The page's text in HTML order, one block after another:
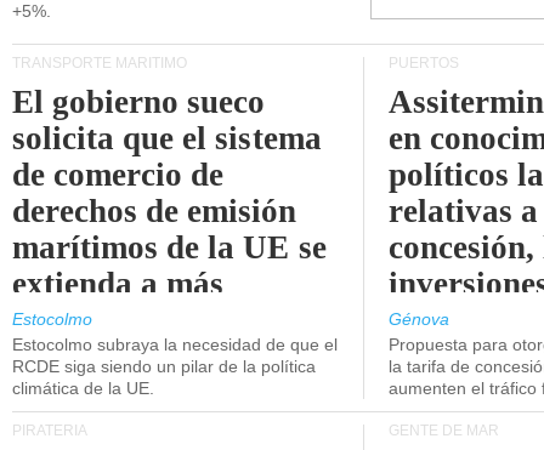
+5%.
TRANSPORTE MARÍTIMO
El gobierno sueco
solicita que el sistema
de comercio de
derechos de emisión
marítimos de la UE se
extienda a más
buques.
Estocolmo
Estocolmo subraya la necesidad de que el
RCDE siga siendo un pilar de la política
climática de la UE.
PUERTOS
en
políticos
relativas a
concesión,
Génova
Propuesta para
la tarifa de
aumenten el tráfico
PIRATERÍA GENTE DE MAR